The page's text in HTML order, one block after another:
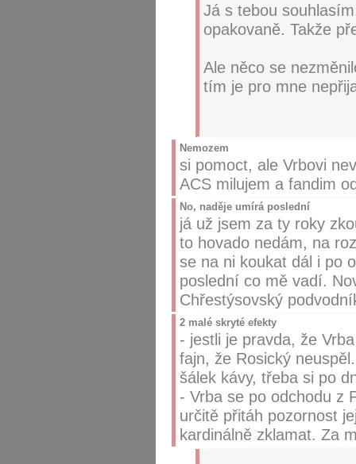
Já s tebou
opakovaně. Takže
Ale něco se
tím je pro mne
Nemozem
si pomoct, ale Vrbovi
ACS milujem a fandim
No, naděje umírá poslední
já už jsem za ty roky
to hovado nedám, na
se na ni koukat dál i po
poslední co mě vadí.
Chřestýsovský
2 malé skryté efekty
- jestli je pravda, že
fajn, že Rosický
šálek kávy, třeba si po
- Vrba se po odchodu z
určitě přitáh pozornost
kardinálně zklamat. Za